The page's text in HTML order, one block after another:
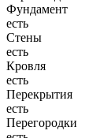
Фундамент
есть
Стены
есть
Кровля
есть
Перекрытия
есть
Перегородки